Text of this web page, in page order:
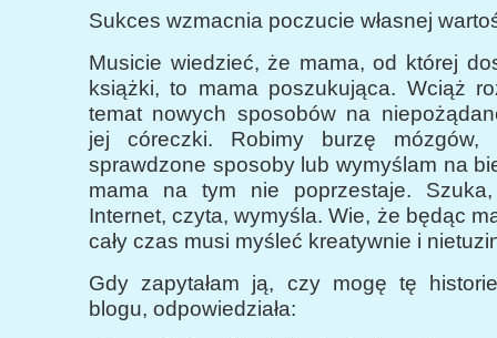
Sukces wzmacnia poczucie własnej
Musicie wiedzieć, że mama, od której
książki, to mama poszukująca. Wciąż
temat nowych sposobów na
jej córeczki. Robimy burzę mózgów,
sprawdzone sposoby lub wymyślam na
mama na tym nie poprzestaje. Szuka,
Internet, czyta, wymyśla. Wie, że będąc
cały czas musi myśleć kreatywnie i
Gdy zapytałam ją, czy mogę tę
blogu, odpowiedziała: